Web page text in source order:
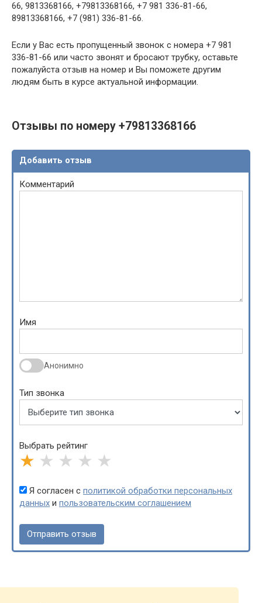
66, 9813368166, +79813368166, +7 981 336-81-66,
89813368166, +7 (981) 336-81-66.
Если у Вас есть пропущенный звонок с номера +7 981
336-81-66 или часто звонят и бросают трубку, оставьте
пожалуйста отзыв на номер и Вы поможете другим
людям быть в курсе актуальной информации.
Отзывы по номеру +79813368166
Добавить отзыв
Комментарий
Имя
Анонимно
Тип звонка
Выбрать рейтинг
★ ★ ★ ★ ★
Я согласен с политикой обработки персональных
данных и пользовательским соглашением